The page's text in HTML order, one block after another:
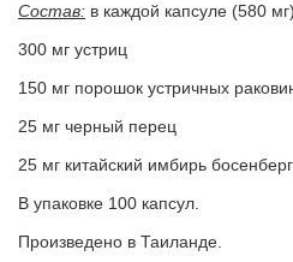
Состав: в каждой капсуле (580 мг)
300 мг устриц
150 мг порошок устричных
25 мг черный перец
25 мг китайский имбирь
В упаковке 100 капсул.
Произведено в Таиланде.